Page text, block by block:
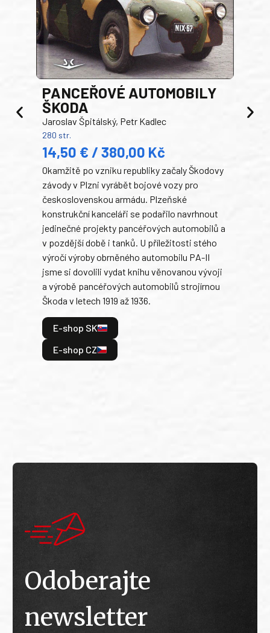
PANCEŘOVÉ AUTOMOBILY
ŠKODA
Jaroslav Špitálský, Petr Kadlec
280 str.
14,50 € / 380,00 Kč
Okamžitě po vzniku republiky začaly Škodovy
závody v Plzni vyrábět bojové vozy pro
československou armádu. Plzeňské
konstrukční kanceláři se podařilo navrhnout
jedinečné projekty pancéřových automobilů a
v pozdější době i tanků. U příležitosti stého
výročí výroby obrněného automobilu PA-II
jsme si dovolili vydat knihu věnovanou vývoji
a výrobě pancéřových automobilů strojírnou
Škoda v letech 1919 až 1936.
E-shop SK
E-shop CZ
Odoberajte
newsletter